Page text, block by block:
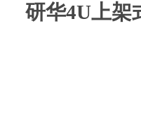
研华4U上架